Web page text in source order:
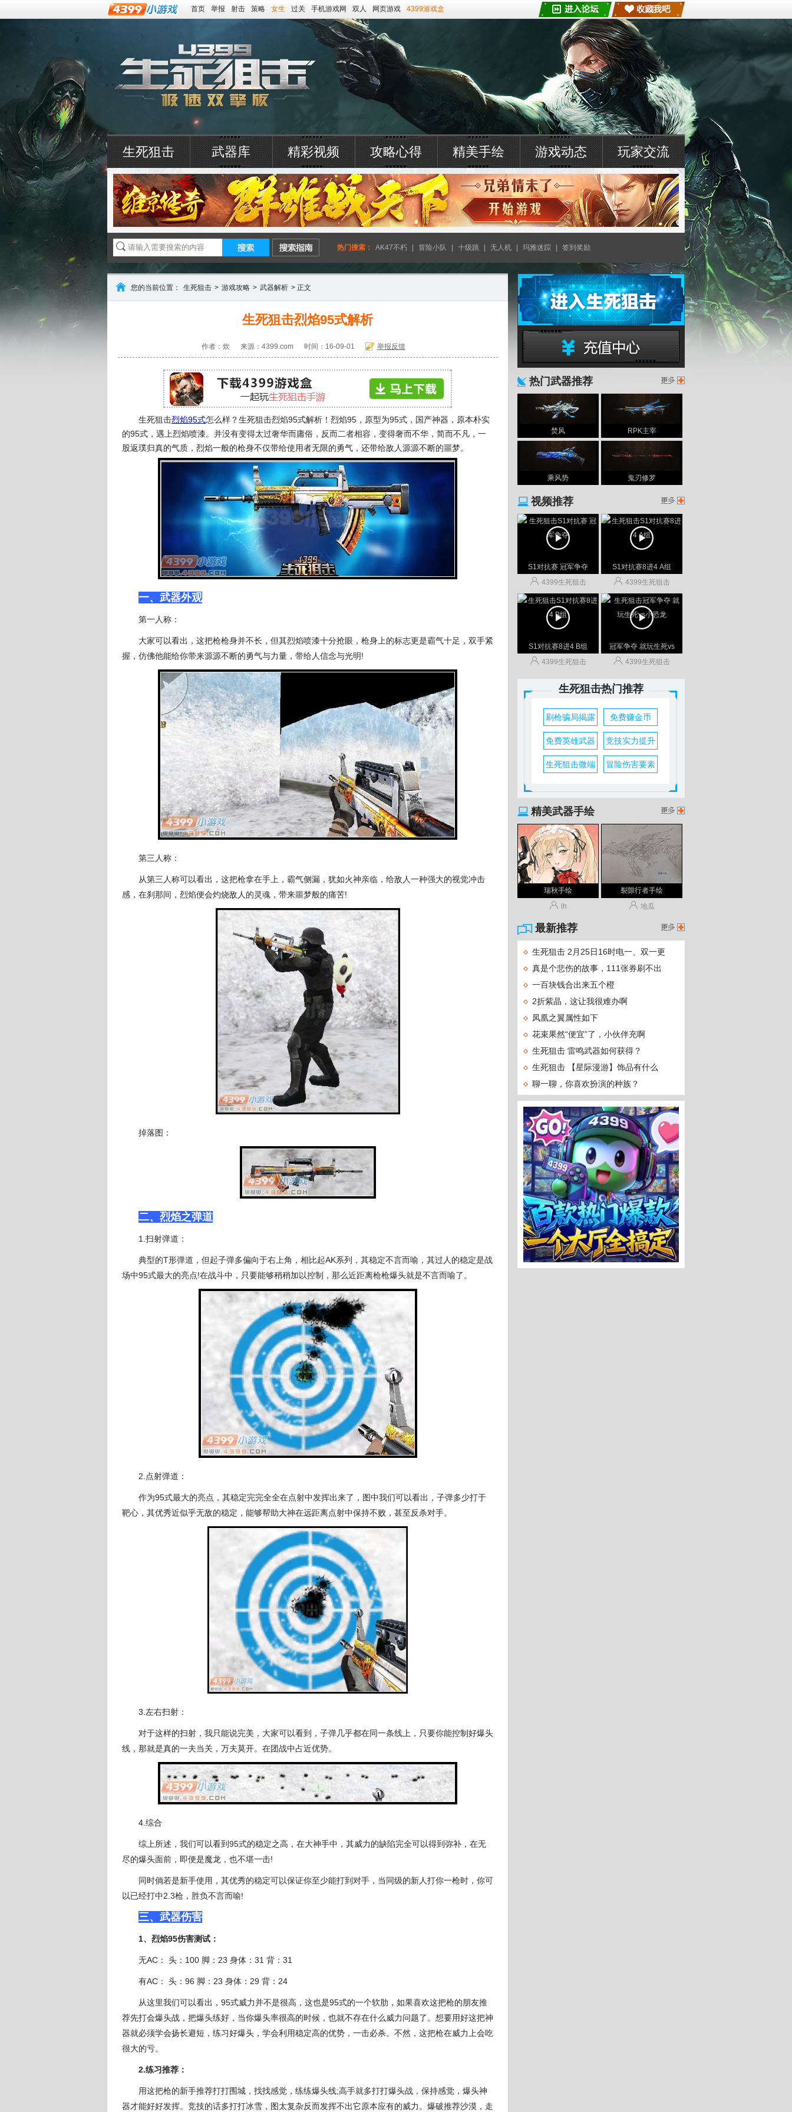
首页 举报 射击 策略 女生 过关 手机游戏网 双人 网页游戏 4399游戏盒
4399生死狙击
生死狙击 武器库 精彩视频 攻略心得 精美手绘 游戏动态 玩家交流
热门搜索： AK47不朽 冒险小队 十级跳 无人机 玛雅迷踪 签到奖励
您的当前位置： 生死狙击 > 游戏攻略 > 武器解析 > 正文
生死狙击烈焰95式解析
作者：炊 来源：4399.com 时间：16-09-01 举报反馈
生死狙击烈焰95式怎么样？生死狙击烈焰95式解析！烈焰95，原型为95式，国产神器，原本朴实
的95式，遇上烈焰喷漆。并没有变得太过奢华而庸俗，反而二者相容，变得奢而不华，简而不凡，一
股返璞归真的气质，烈焰一般的枪身不仅带给使用者无限的勇气，还带给敌人源源不断的噩梦。
一、武器外观
第一人称：
大家可以看出，这把枪枪身并不长，但其烈焰喷漆十分抢眼，枪身上的标志更是霸气十足，双手紧
握，仿佛他能给你带来源源不断的勇气与力量，带给人信念与光明!
第三人称：
从第三人称可以看出，这把枪拿在手上，霸气侧漏，犹如火神亲临，给敌人一种强大的视觉冲击
感，在刹那间，烈焰便会灼烧敌人的灵魂，带来噩梦般的痛苦!
掉落图：
二、烈焰之弹道
1.扫射弹道：
典型的T形弹道，但起子弹多偏向于右上角，相比起AK系列，其稳定不言而喻，其过人的稳定是战
场中95式最大的亮点!在战斗中，只要能够稍稍加以控制，那么近距离枪枪爆头就是不言而喻了。
2.点射弹道：
作为95式最大的亮点，其稳定完完全全在点射中发挥出来了，图中我们可以看出，子弹多少打于
靶心，其优秀近似乎无敌的稳定，能够帮助大神在远距离点射中保持不败，甚至反杀对手。
3.左右扫射：
对于这样的扫射，我只能说完美，大家可以看到，子弹几乎都在同一条线上，只要你能控制好爆头
线，那就是真的一夫当关，万夫莫开。在团战中占近优势。
4.综合
综上所述，我们可以看到95式的稳定之高，在大神手中，其威力的缺陷完全可以得到弥补，在无
尽的爆头面前，即便是魔龙，也不堪一击!
同时倘若是新手使用，其优秀的稳定可以保证你至少能打到对手，当同级的新人打你一枪时，你可
以已经打中2.3枪，胜负不言而喻!
三、武器伤害
1、烈焰95伤害测试：
无AC： 头：100 脚：23 身体：31 背：31
有AC： 头：96 脚：23 身体：29 背：24
从这里我们可以看出，95式威力并不是很高，这也是95式的一个软肋，如果喜欢这把枪的朋友推
荐先打会爆头战，把爆头练好，当你爆头率很高的时候，也就不存在什么威力问题了。想要用好这把神
器就必须学会扬长避短，练习好爆头，学会利用稳定高的优势，一击必杀。不然，这把枪在威力上会吃
很大的亏。
2.练习推荐：
用这把枪的新手推荐打打围城，找找感觉，练练爆头线;高手就多打打爆头战，保持感觉，爆头神
器才能好好发挥。竞技的话多打打冰雪，图太复杂反而发挥不出它原本应有的威力。爆破推荐沙漠，走
4399生死狙击
生死狙击充值中心
热门武器推荐
生死
大全
焚风 RPK主宰
乘风势 鬼刃修罗
视频推荐
视频
S1对抗赛 冠军争夺
4399生死狙击
S1对抗赛8进4 A组
4399生死狙击
S1对抗赛8进4 B组
4399生死狙击
冠军争夺 就玩生死vs
4399生死狙击
生死狙击热门推荐
刷枪骗局揭露 免费赚金币
免费英雄武器 竞技实力提升
生死狙击微端 冒险伤害要素
精美武器手绘
生死
精美
手绘
瑞秋手绘
lh
裂隙行者手绘
地瓜
最新推荐
狙击
最新
生死狙击 2月25日16时电一、双一更
新维护公告！
真是个悲伤的故事，111张券刷不出
蛮牙皮肤
一百块钱合出来五个橙
2折紫晶，这让我很难办啊
凤凰之翼属性如下
花束果然“便宜”了，小伙伴充啊
生死狙击 雷鸣武器如何获得？
生死狙击 【星际漫游】饰品有什么
效果？
聊一聊，你喜欢扮演的种族？